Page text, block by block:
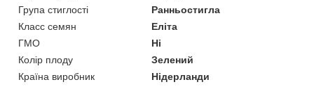
Група стиглості
Ранньостигла
Класс семян
Еліта
ГМО
Ні
Колір плоду
Зелений
Країна виробник
Нідерланди